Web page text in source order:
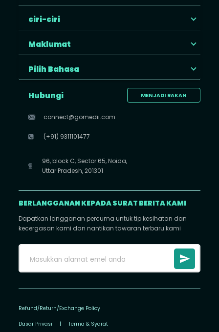
ciri-ciri
Maklumat
Pilih Bahasa
MENJADI RAKAN
Hubungi
connect@gomedii.com
(+91) 9311101477
96, block C, Sector 65, Noida,
Uttar Pradesh, 201301
BERLANGGANAN KEPADA SURAT BERITA KAMI
Dapatkan langganan percuma untuk tip kesihatan dan
kecergasan kami dan nantikan tawaran terbaru kami
Refund/Return/Exchange Policy
Dasar Privasi | Terma & Syarat